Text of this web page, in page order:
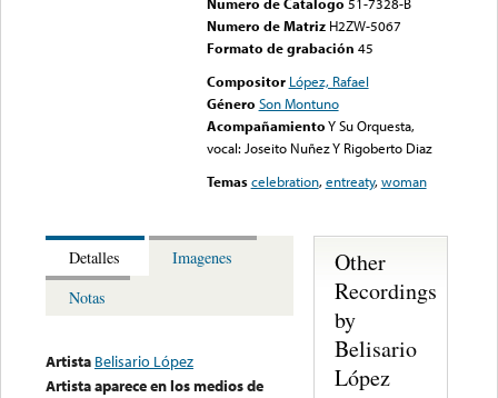
Numero de Matriz H2ZW-5067
Formato de grabación 45
Compositor López, Rafael
Género Son Montuno
AcompañamientoY Su Orquesta,
vocal: Joseito Nuñez Y Rigoberto Diaz
Temas celebration,entreaty,woman
Detalles
Imagenes
Notas
Artista Belisario López
Artista aparece en los medios de
Other
Recordings
by
Belisario
López